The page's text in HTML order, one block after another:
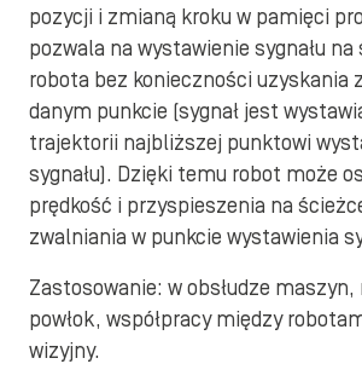
pozycji i zmianą kroku w pamięci
pozwala na wystawienie sygnału
robota bez konieczności uzyskania
danym punkcie (sygnał jest
trajektorii najbliższej punktowi
sygnału). Dzięki temu robot może
prędkość i przyspieszenia na
zwalniania w punkcie wystawienia
Zastosowanie: w obsłudze maszyn,
powłok, współpracy między
wizyjny.